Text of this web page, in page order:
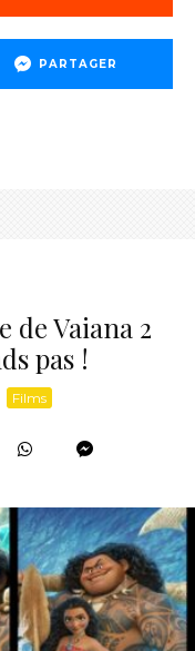
PARTAGER
de Vaiana 2
pas !
Films